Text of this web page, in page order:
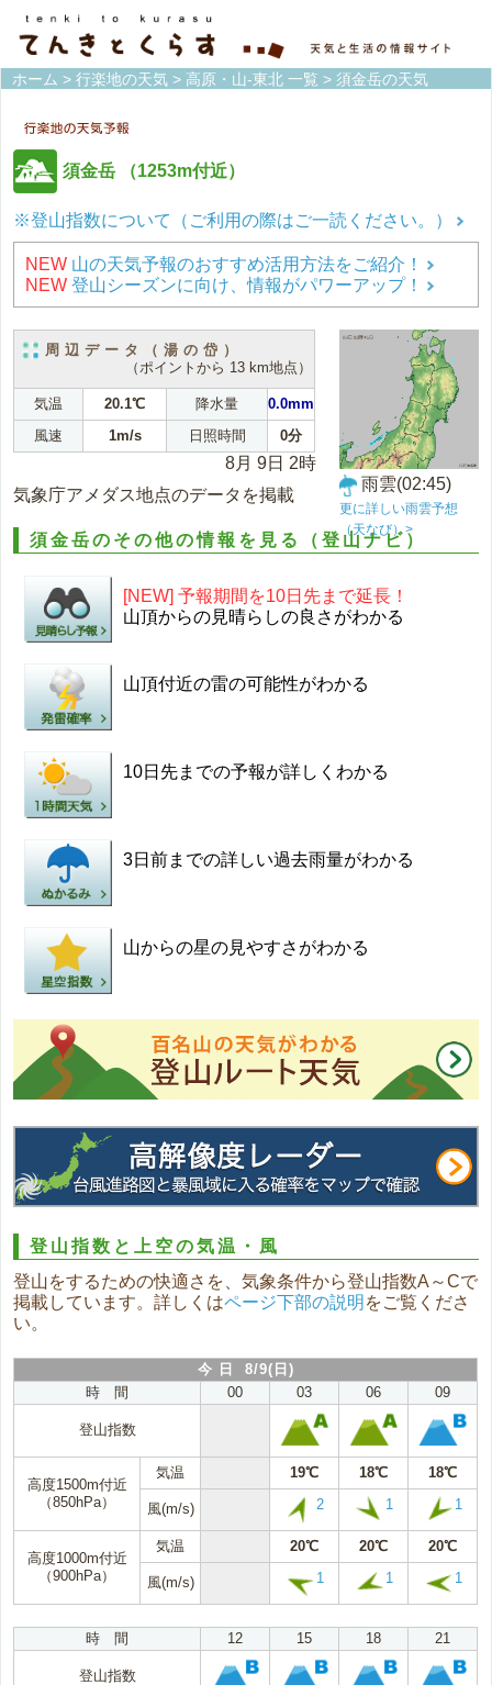
ホーム > 行楽地の天気 > 高原・山-東北 一覧 > 須金岳の天気
須金岳 （1253m付近）
※登山指数について（ご利用の際はご一読ください。）
NEW 山の天気予報のおすすめ活用方法をご紹介！
NEW 登山シーズンに向け、情報がパワーアップ！
周辺データ（湯の岱）
（ポイントから 13 km地点）
気温 20.1℃ 降水量
0.0mm
風速
1m/s 日照時間 0分
8月 9日 2時
気象庁アメダス地点のデータを掲載
雨雲(02:45)
更に詳しい雨雲予想
（天なび）>
須金岳のその他の情報を見る（登山ナビ）
[NEW] 予報期間を10日先まで延長！
山頂からの見晴らしの良さがわかる
山頂付近の雷の可能性がわかる
10日先までの予報が詳しくわかる
3日前までの詳しい過去雨量がわかる
山からの星の見やすさがわかる
登山指数と上空の気温・風
登山をするための快適さを、気象条件から登山指数A～Cで
掲載しています。詳しくはページ下部の説明 をご覧くださ
い。
今 日 8/9(日)
時 間
00 03 06 09
登山指数
高度1500m付近
（850hPa）
気温 19℃ 18℃ 18℃
風(m/s) 2 1 1
高度1000m付近
（900hPa）
気温 20℃ 20℃ 20℃
風(m/s) 1 1 1
時 間 12 15 18 21
登山指数